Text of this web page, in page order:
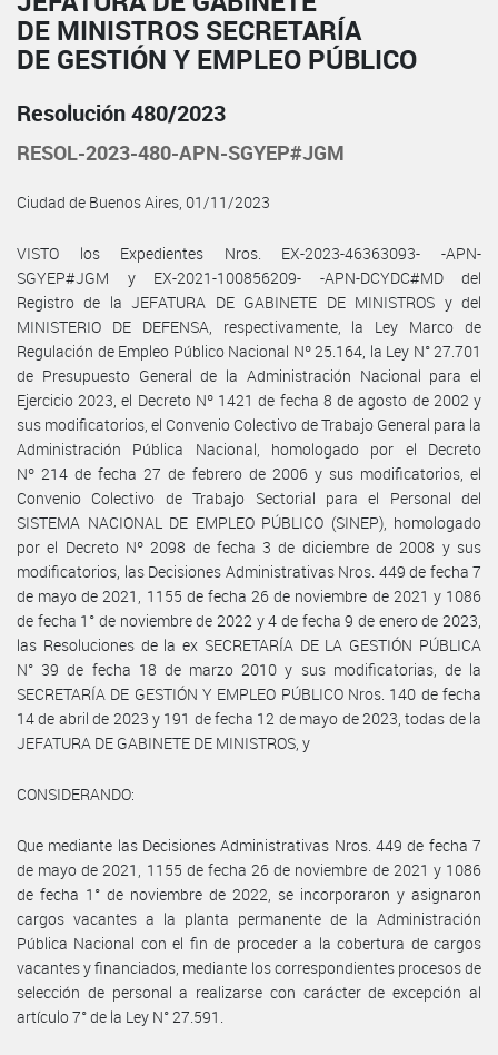
DE MINISTROS SECRETARÍA
DE GESTIÓN Y EMPLEO PÚBLICO
Resolución 480/2023
RESOL-2023-480-APN-SGYEP#JGM
Ciudad de Buenos Aires, 01/11/2023
VISTO los Expedientes Nros. EX-2023-46363093- -APN-
SGYEP#JGM y EX-2021-100856209- -APN-DCYDC#MD del
Registro de la JEFATURA DE GABINETE DE MINISTROS y del
MINISTERIO DE DEFENSA, respectivamente, la Ley Marco de
Regulación de Empleo Público Nacional Nº 25.164, la Ley N° 27.701
de Presupuesto General de la Administración Nacional para el
Ejercicio 2023, el Decreto Nº 1421 de fecha 8 de agosto de 2002 y
sus modificatorios, el Convenio Colectivo de Trabajo General para la
Administración Pública Nacional, homologado por el Decreto
Nº 214 de fecha 27 de febrero de 2006 y sus modificatorios, el
Convenio Colectivo de Trabajo Sectorial para el Personal del
SISTEMA NACIONAL DE EMPLEO PÚBLICO (SINEP), homologado
por el Decreto Nº 2098 de fecha 3 de diciembre de 2008 y sus
modificatorios, las Decisiones Administrativas Nros. 449 de fecha 7
de mayo de 2021, 1155 de fecha 26 de noviembre de 2021 y 1086
de fecha 1° de noviembre de 2022 y 4 de fecha 9 de enero de 2023,
las Resoluciones de la ex SECRETARÍA DE LA GESTIÓN PÚBLICA
N° 39 de fecha 18 de marzo 2010 y sus modificatorias, de la
SECRETARÍA DE GESTIÓN Y EMPLEO PÚBLICO Nros. 140 de fecha
14 de abril de 2023 y 191 de fecha 12 de mayo de 2023, todas de la
JEFATURA DE GABINETE DE MINISTROS, y
CONSIDERANDO:
Que mediante las Decisiones Administrativas Nros. 449 de fecha 7
de mayo de 2021, 1155 de fecha 26 de noviembre de 2021 y 1086
de fecha 1° de noviembre de 2022, se incorporaron y asignaron
cargos vacantes a la planta permanente de la Administración
Pública Nacional con el fin de proceder a la cobertura de cargos
vacantes y financiados, mediante los correspondientes procesos de
selección de personal a realizarse con carácter de excepción al
artículo 7° de la Ley N° 27.591.